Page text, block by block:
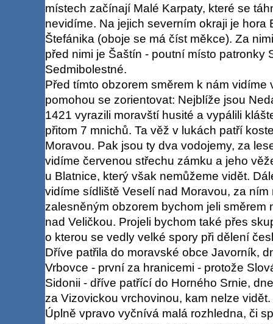
místech začínají Malé Karpaty, které se
nevidíme. Na jejich severním okraji je hora
Štefánika (oboje se má číst měkce). Za
před nimi je Šaštín - poutní místo patronky
Sedmibolestné.
Před tímto obzorem směrem k nám vidíme
pomohou se zorientovat: Nejblíže jsou
1421 vyrazili moravští husité a vypálili
přitom 7 mnichů. Ta věž v lukách patří
Moravou. Pak jsou ty dva vodojemy, za
vidíme červenou střechu zámku a jeho
u Blatnice, který však nemůžeme vidět.
vidíme sídliště Veselí nad Moravou, za ním
zalesněným obzorem bychom jeli směrem
nad Veličkou. Projeli bychom také přes
o kterou se vedly velké spory při dělení
Dříve patřila do moravské obce Javorník,
Vrbovce - první za hranicemi - protože
Sidonii - dříve patřící do Horného Srnie,
za Vizovickou vrchovinou, kam nelze vidět.
Úplně vpravo vyčnívá malá rozhledna, či